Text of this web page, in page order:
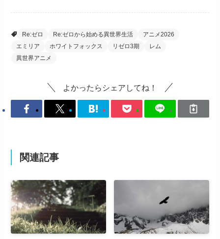
Re:ゼロ Re:ゼロから始める異世界生活
アニメ2026
エミリア
ホワイトフォックス リゼロ3期
レム
異世界アニメ
よかったらシェアしてね！
関連記事